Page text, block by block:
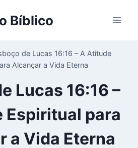
Bíblico
de Lucas 16:16 – A Atitude
Alcançar a Vida Eterna
Lucas 16:16 –
Espiritual para
a Vida Eterna